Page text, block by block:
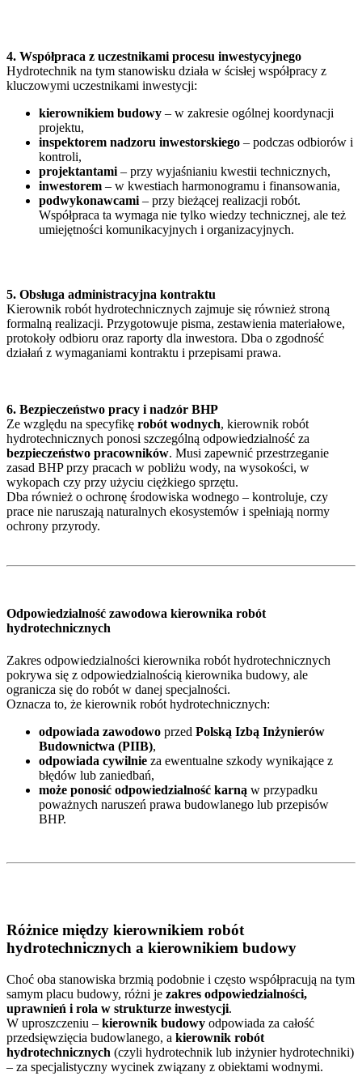
4. Współpraca z uczestnikami procesu inwestycyjnego
Hydrotechnik na tym stanowisku działa w ścisłej współpracy z
kluczowymi uczestnikami inwestycji:
kierownikiem budowy – w zakresie ogólnej koordynacji
projektu,
inspektorem nadzoru inwestorskiego – podczas odbiorów i
kontroli,
projektantami – przy wyjaśnianiu kwestii technicznych,
inwestorem – w kwestiach harmonogramu i finansowania,
podwykonawcami – przy bieżącej realizacji robót.
Współpraca ta wymaga nie tylko wiedzy technicznej, ale też
umiejętności komunikacyjnych i organizacyjnych.
5. Obsługa administracyjna kontraktu
Kierownik robót hydrotechnicznych zajmuje się również stroną
formalną realizacji. Przygotowuje pisma, zestawienia materiałowe,
protokoły odbioru oraz raporty dla inwestora. Dba o zgodność
działań z wymaganiami kontraktu i przepisami prawa.
6. Bezpieczeństwo pracy i nadzór BHP
Ze względu na specyfikę robót wodnych, kierownik robót
hydrotechnicznych ponosi szczególną odpowiedzialność za
bezpieczeństwo pracowników. Musi zapewnić przestrzeganie
zasad BHP przy pracach w pobliżu wody, na wysokości, w
wykopach czy przy użyciu ciężkiego sprzętu.
Dba również o ochronę środowiska wodnego – kontroluje, czy
prace nie naruszają naturalnych ekosystemów i spełniają normy
ochrony przyrody.
Odpowiedzialność zawodowa kierownika robót
hydrotechnicznych
Zakres odpowiedzialności kierownika robót hydrotechnicznych
pokrywa się z odpowiedzialnością kierownika budowy, ale
ogranicza się do robót w danej specjalności.
Oznacza to, że kierownik robót hydrotechnicznych:
odpowiada zawodowo przed Polską Izbą Inżynierów
Budownictwa (PIIB),
odpowiada cywilnie za ewentualne szkody wynikające z
błędów lub zaniedbań,
może ponosić odpowiedzialność karną w przypadku
poważnych naruszeń prawa budowlanego lub przepisów
BHP.
Różnice między kierownikiem robót
hydrotechnicznych a kierownikiem budowy
Choć oba stanowiska brzmią podobnie i często współpracują na tym
samym placu budowy, różni je zakres odpowiedzialności,
uprawnień i rola w strukturze inwestycji.
W uproszczeniu – kierownik budowy odpowiada za całość
przedsięwzięcia budowlanego, a kierownik robót
hydrotechnicznych (czyli hydrotechnik lub inżynier hydrotechniki)
– za specjalistyczny wycinek związany z obiektami wodnymi.